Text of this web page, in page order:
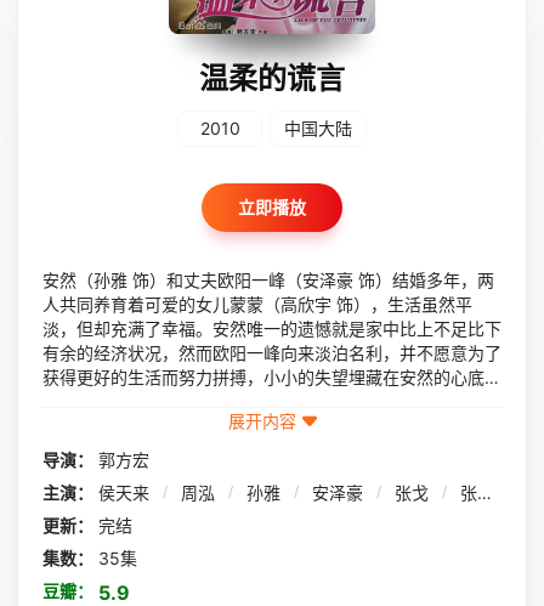
温柔的谎言
2010 中国大陆
立即播放
安然（孙雅 饰）和丈夫欧阳一峰（安泽豪 饰）结婚多年，两
人共同养育着可爱的女儿蒙蒙（高欣宇 饰），生活虽然平
淡，但却充满了幸福。安然唯一的遗憾就是家中比上不足比下
有余的经济状况，然而欧阳一峰向来淡泊名利，并不愿意为了
获得更好的生活而努力拼搏，小小的失望埋藏在安然的心底，
娜（王鸥 饰），发现包丽娜挎着名包穿着名牌开着豪车，生
活十分奢侈。在包丽娜的洗脑下，安然决定和她一样成为一名
医药代表，但很快安然就发现，想要做好这份工作，不来一点
“不寻常”的手段可不行。
展开内容
导演：
郭方宏
主演：
侯天来 / 周泓 / 孙雅 / 安泽豪 / 张戈 / 张雅蓓
更新：
完结
集数：
35集
豆瓣：
5.9